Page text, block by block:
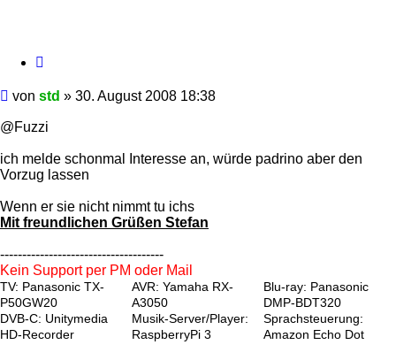
Beitrag
von std » 30. August 2008 18:38
@Fuzzi
ich melde schonmal Interesse an, würde padrino aber den
Vorzug lassen
Wenn er sie nicht nimmt tu ichs
Mit freundlichen Grüßen Stefan
-------------------------------------
Kein Support per PM oder Mail
TV: Panasonic TX-
P50GW20
AVR: Yamaha RX-
A3050
Blu-ray: Panasonic
DMP-BDT320
DVB-C: Unitymedia
HD-Recorder
Musik-Server/Player:
RaspberryPi 3
Sprachsteuerung:
Amazon Echo Dot